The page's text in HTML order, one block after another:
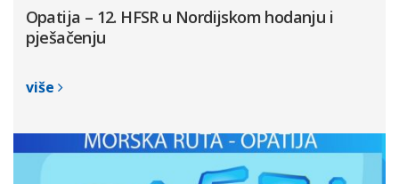
Opatija – 12. HFSR u Nordijskom hodanju i
pješačenju
više